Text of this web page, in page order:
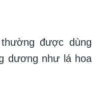
được dùng
dương như lá hoa